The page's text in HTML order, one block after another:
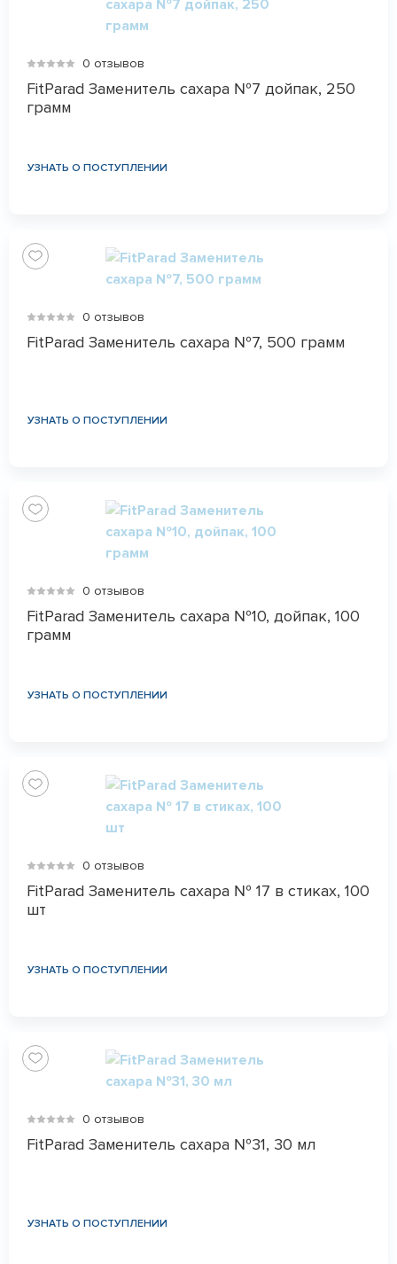
0 отзывов
FitParad Заменитель сахара №7 дойпак, 250
грамм
УЗНАТЬ О ПОСТУПЛЕНИИ
0 отзывов
FitParad Заменитель сахара №7, 500 грамм
УЗНАТЬ О ПОСТУПЛЕНИИ
0 отзывов
FitParad Заменитель сахара №10, дойпак, 100
грамм
УЗНАТЬ О ПОСТУПЛЕНИИ
0 отзывов
FitParad Заменитель сахара № 17 в стиках, 100
шт
УЗНАТЬ О ПОСТУПЛЕНИИ
0 отзывов
FitParad Заменитель сахара №31, 30 мл
УЗНАТЬ О ПОСТУПЛЕНИИ